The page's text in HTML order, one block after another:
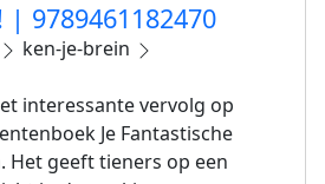
| 9789461182470
ken-je-brein
interessante vervolg op
Je Fantastische
Het geeft tieners op een